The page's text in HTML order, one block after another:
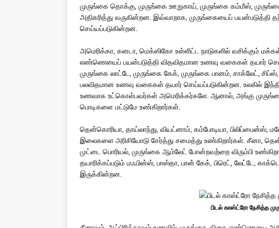
முருங்கை தொக்கு, முருங்கை ஊறுகாய், முருங்கை கம்மீஸ்,
அதிகரித்து வருகின்றன. இவ்வாறாக, முருங்கையைப்
செய்யப்படுகின்றன.
அமெரிக்கா, கனடா, மெக்ஸிகோ உள்ளிட்ட நாடுகளில் வசிக்கும்
எண்ணெயைப் பயன்படுத்தி விதவிதமான உணவு வகைகள் தயார்
முருங்கை லாட்டே, முருங்கை கேக், முருங்கை பானம், சாக்லேட்,
பலவிதமான உணவு வகைகள் தயார் செய்யப்படுகின்றன. உலகில்
உணவாக உட்கொள்பவர்கள் அமெரிக்கர்களே. ஆனால், அங்கு
பொடிகளை மட்டுமே உண்கிறார்கள்.
தென்கொரியா, தாய்லாந்து, வியட்னாம், கம்போடியா, பிலிப்பைன்ஸ்,
இலைகளை அரிசியோடு சேர்த்து சமைத்து உண்கிறார்கள். சீனா,
முட்டை பொரியல், முருங்கை ஆம்லேட் போன்றவற்றை விரும்பி
தயாரிக்கப்படும் மஃபின்ஸ், பாஸ்தா, பான் கேக், பிரெட், லேட்டே,
இருக்கின்றன.
பிடல் காஸ்ட்ரோ நேசித்த